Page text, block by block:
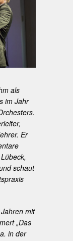
als
im Jahr
Er
schaut
mit
„Das
in der